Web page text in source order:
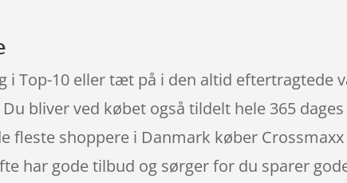
i Top-10 eller tæt på i den altid eftertragtede
bliver ved købet også tildelt hele 365
fleste shoppere i Danmark køber Crossmaxx
har gode tilbud og sørger for du sparer